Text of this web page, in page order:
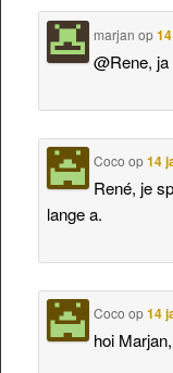
marjan op
@Rene,
Coco op14
René, je
lange a.
Coco op14
hoi